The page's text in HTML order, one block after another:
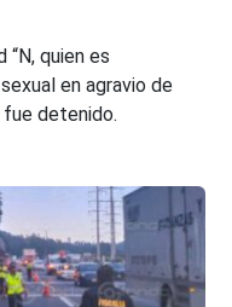
quien es
en agravio de
fue detenido.